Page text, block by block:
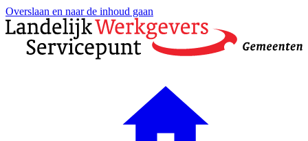
Overslaan en naar de inhoud gaan